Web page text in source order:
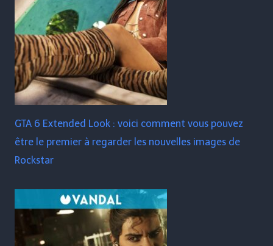
GTA 6 Extended Look : voici comment vous pouvez
être le premier à regarder les nouvelles images de
Rockstar